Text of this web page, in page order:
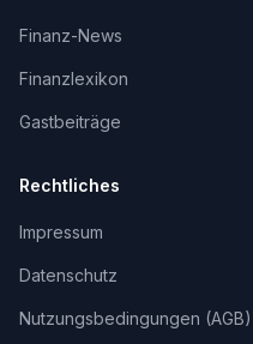
Finanz-News
Finanzlexikon
Gastbeiträge
Rechtliches
Impressum
Datenschutz
Nutzungsbedingungen (AGB)